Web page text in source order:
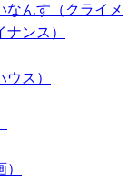
なんす（クライメ
ンス）
ス）